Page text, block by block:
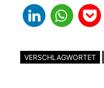
VERSCHLAGWORTET